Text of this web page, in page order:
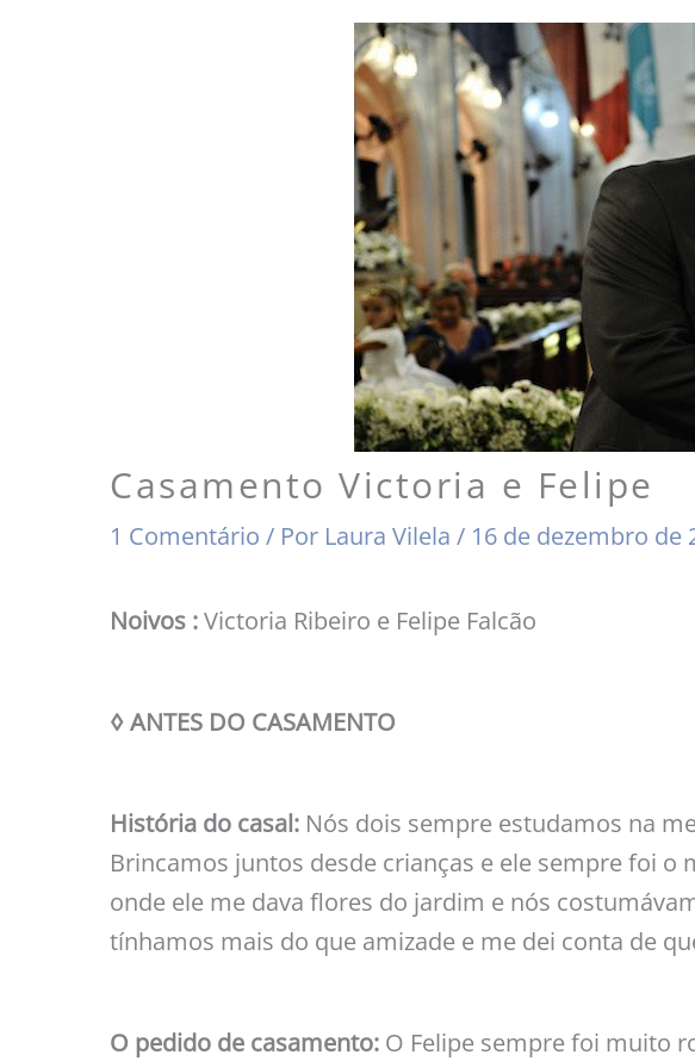
Casamento Victoria e Felipe
1 Comentário / Por Laura Vilela / 16 de dezembro de
Noivos :Victoria Ribeiro e Felipe Falcão
◊ ANTES DO CASAMENTO
História do casal: Nós dois sempre estudamos na
Brincamos juntos desde crianças e ele sempre foi
onde ele me dava flores do jardim e nós
tínhamos mais do que amizade e me dei conta de
O pedido de casamento: O Felipe sempre foi muito